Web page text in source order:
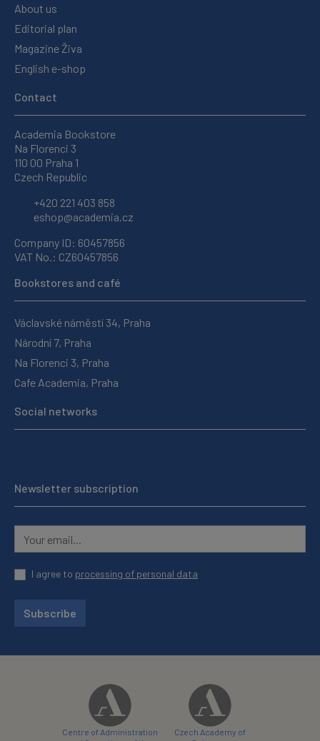
About us
Editorial plan
Magazine Živa
English e-shop
Contact
Academia Bookstore
Na Florenci 3
110 00 Praha 1
Czech Republic
+420 221 403 858
eshop@academia.cz
Company ID: 60457856
VAT No.: CZ60457856
Bookstores and café
Václavské náměstí 34, Praha
Národní 7, Praha
Na Florenci 3, Praha
Cafe Academia, Praha
Social networks
Newsletter subscription
I agree to processing of personal data
Subscribe
Centre of Administration
Czech Academy of